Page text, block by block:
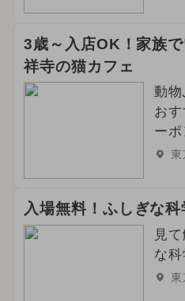
3歳～入店OK！家族
祥寺の猫カフェ
動
お
ーポ
東
入場無料！ふしぎな
見
な
東